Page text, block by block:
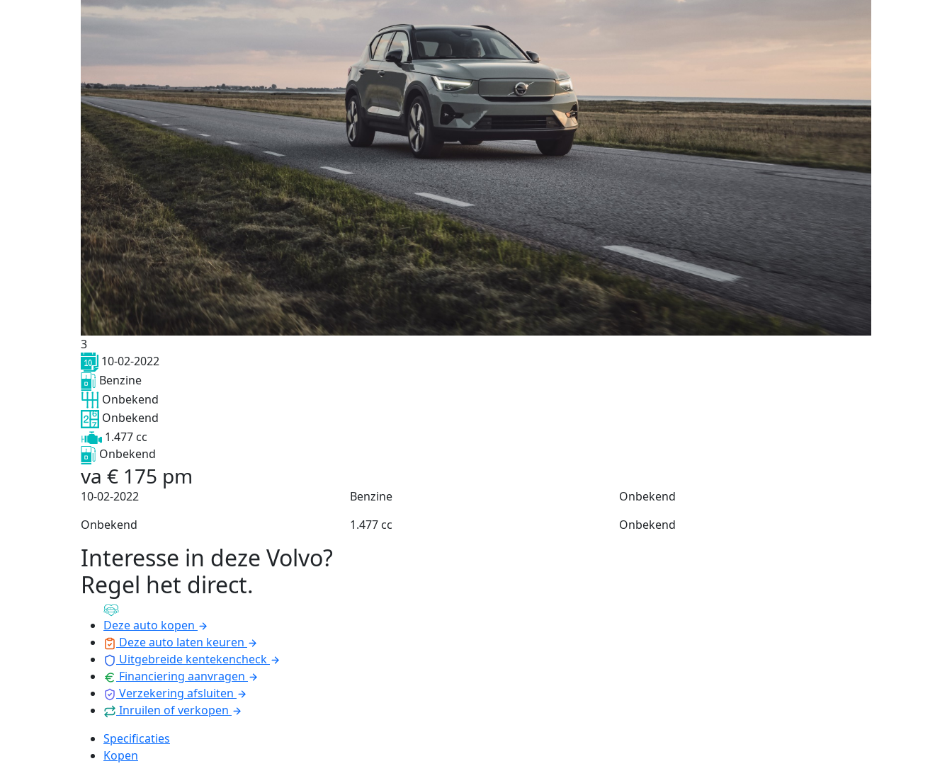
3
10-02-2022
Benzine
Onbekend
Onbekend
1.477 cc
Onbekend
va € 175 pm
10-02-2022 Benzine
Onbekend
Onbekend
1.477 cc Onbekend
Interesse in deze Volvo?
Regel het direct.
Deze auto kopen
Deze auto laten keuren
Uitgebreide kentekencheck
Financiering aanvragen
Verzekering afsluiten
Inruilen of verkopen
Specificaties
Kopen